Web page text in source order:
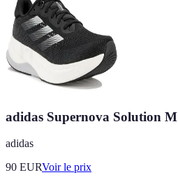
adidas Supernova Solution M
adidas
90 EURVoir le prix